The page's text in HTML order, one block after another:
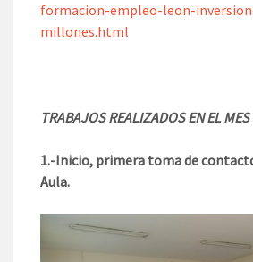
formacion-empleo-leon-
millones.html
TRABAJOS REALIZADOS EN EL MES
1.-Inicio, primera toma de
Aula.